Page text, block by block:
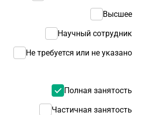
Полная занятость
Частичная занятость
Высшее
Научный сотрудник
Не требуется или не указано